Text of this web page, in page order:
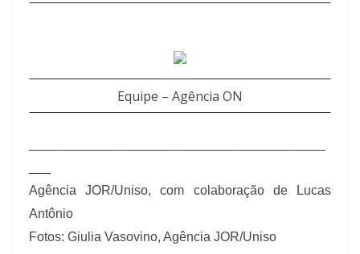
Equipe – Agência ON
Agência JOR/Uniso, com colaboração de Lucas
Antônio
Fotos: Giulia Vasovino, Agência JOR/Uniso